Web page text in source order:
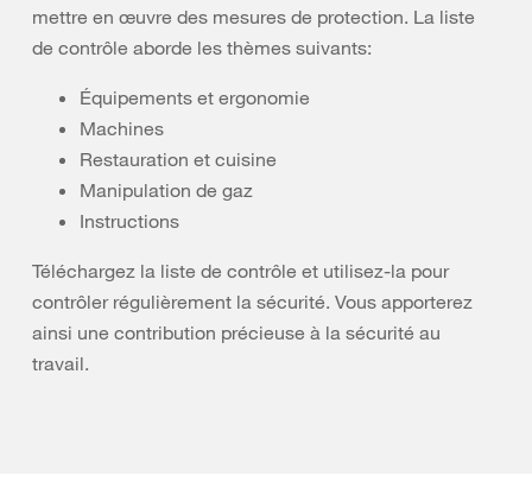
mettre en œuvre des mesures de protection. La liste
de contrôle aborde les thèmes suivants:
Équipements et ergonomie
Machines
Restauration et cuisine
Manipulation de gaz
Instructions
Téléchargez la liste de contrôle et utilisez-la pour
contrôler régulièrement la sécurité. Vous apporterez
ainsi une contribution précieuse à la sécurité au
travail.